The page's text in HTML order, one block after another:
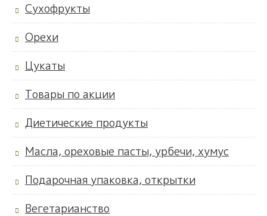
Сухофрукты
Орехи
Цукаты
Товары по акции
Диетические продукты
Масла, ореховые пасты, урбечи, хумус
Подарочная упаковка, открытки
Вегетарианство